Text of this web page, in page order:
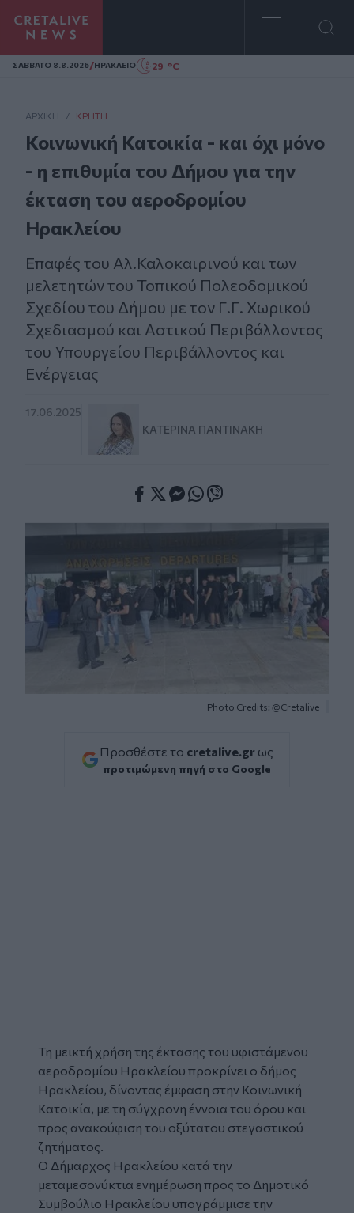
Homepage
ΣAΒΒΑΤΟ 8.8.2026/ΗΡΑΚΛΕΙΟ 29 °C
ΑΡΧΙΚΗ / ΚΡΉΤΗ
Κοινωνική Κατοικία - και όχι μόνο
- η επιθυμία του Δήμου για την
έκταση του αεροδρομίου
Ηρακλείου
Επαφές του Αλ.Καλοκαιρινού και των
μελετητών του Τοπικού Πολεοδομικού
Σχεδίου του Δήμου με τον Γ.Γ. Χωρικού
Σχεδιασμού και Αστικού Περιβάλλοντος
του Υπουργείου Περιβάλλοντος και
Ενέργειας
17.06.2025
ΚΑΤΕΡΊΝΑ ΠΑΝΤΙΝΆΚΗ
Photo Credits: @Cretalive
Προσθέστε το cretalive.gr ως
προτιμώμενη πηγή στο Google
Τη μεικτή χρήση της έκτασης του υφιστάμενου
αεροδρομίου Ηρακλείου προκρίνει ο δήμος
Ηρακλείου, δίνοντας έμφαση στην Κοινωνική
Κατοικία, με τη σύγχρονη έννοια του όρου και
προς ανακούφιση του οξύτατου στεγαστικού
ζητήματος.
Ο Δήμαρχος Ηρακλείου κατά την
μεταμεσονύκτια ενημέρωση προς το Δημοτικό
Συμβούλιο Ηρακλείου υπογράμμισε την